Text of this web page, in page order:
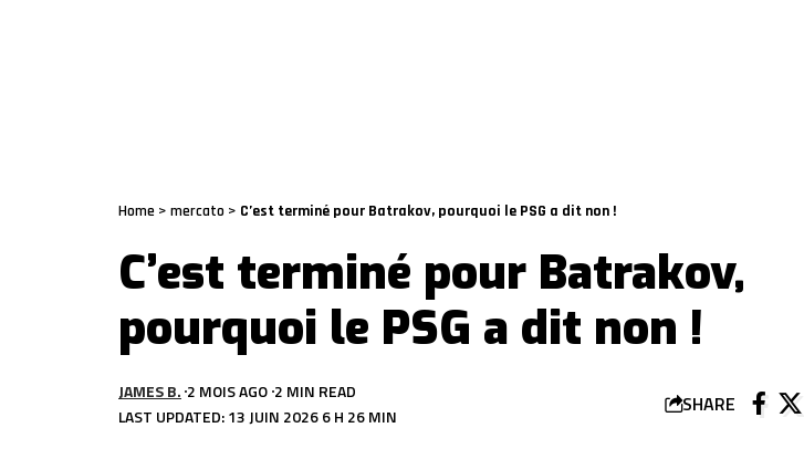
Home > mercato > C’est terminé pour Batrakov, pourquoi le PSG a dit non !
C’est terminé pour Batrakov,
pourquoi le PSG a dit non !
LAST UPDATED: 13 JUIN 2026 6 H 26 MIN
JAMES B. 2 MOIS AGO 2 MIN READ SHARE